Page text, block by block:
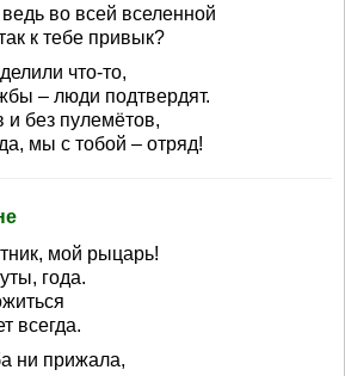
во всей вселенной
к тебе привык?
что-то,
– люди подтвердят.
и без пулемётов,
мы с тобой – отряд!
мой рыцарь!
года.
всегда.
ни прижала,